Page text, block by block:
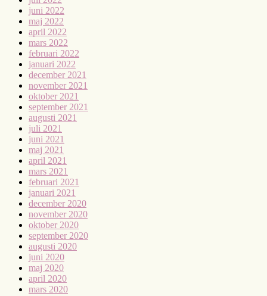
juni 2022
maj 2022
april 2022
mars 2022
februari 2022
januari 2022
december 2021
november 2021
oktober 2021
september 2021
augusti 2021
juli 2021
juni 2021
maj 2021
april 2021
mars 2021
februari 2021
januari 2021
december 2020
november 2020
oktober 2020
september 2020
augusti 2020
juni 2020
maj 2020
april 2020
mars 2020